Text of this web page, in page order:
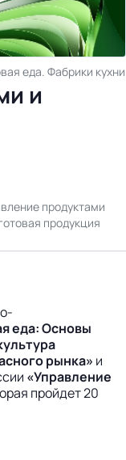
еда. Фабрики кухни
и
продуктами
продукция
еда: Основы
рынка» и
«Управление
пройдет 20